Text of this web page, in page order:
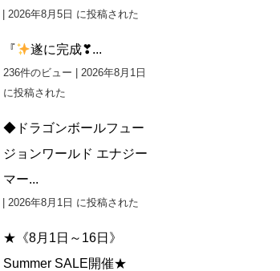
2026年8月5日 に投稿された
『 遂に完成❣...
236件のビュー
2026年8月1日
に投稿された
◆ドラゴンボールフュー
ジョンワールド エナジー
マー...
2026年8月1日 に投稿された
★《8月1日～16日》
Summer SALE開催★